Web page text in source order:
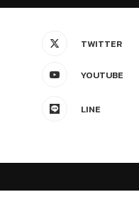
TWITTER
YOUTUBE
LINE